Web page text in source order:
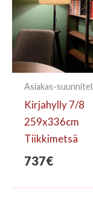
Asiakas-
Kirjahylly 7/8
259x336cm
Tiikkimetsä
737€